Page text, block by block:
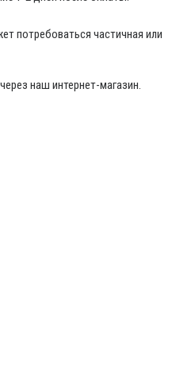
потребоваться частичная или
наш интернет-магазин.